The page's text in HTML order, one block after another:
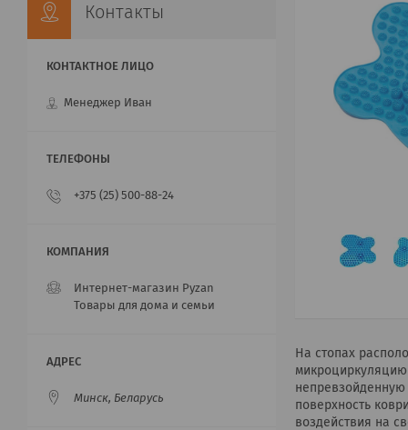
На стопах
непревзойденную
поверхность
воздействия на
Контакты
Менеджер Иван
+375 (25) 500-88-24
Интернет-магазин Pyzan
Товары для дома и семьи
Минск, Беларусь